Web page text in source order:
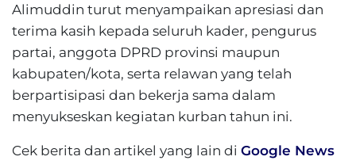
Alimuddin turut menyampaikan apresiasi dan
terima kasih kepada seluruh kader, pengurus
partai, anggota DPRD provinsi maupun
kabupaten/kota, serta relawan yang telah
berpartisipasi dan bekerja sama dalam
menyukseskan kegiatan kurban tahun ini.
Cek berita dan artikel yang lain di Google News